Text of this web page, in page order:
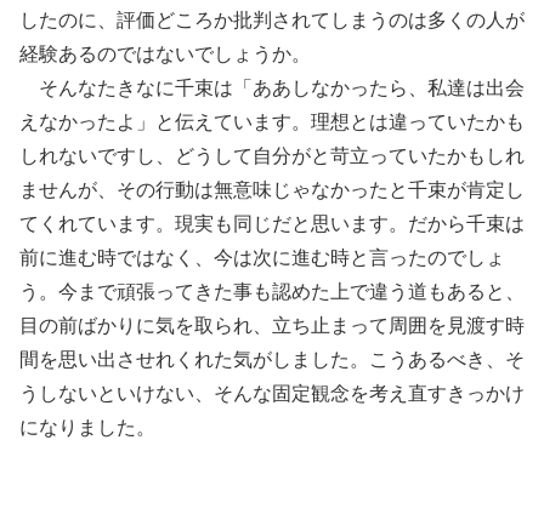
したのに、評価どころか批判されてしまうのは多くの人が
経験あるのではないでしょうか。
そんなたきなに千束は「ああしなかったら、私達は出会
えなかったよ」と伝えています。理想とは違っていたかも
しれないですし、どうして自分がと苛立っていたかもしれ
ませんが、その行動は無意味じゃなかったと千束が肯定し
てくれています。現実も同じだと思います。だから千束は
前に進む時ではなく、今は次に進む時と言ったのでしょ
う。今まで頑張ってきた事も認めた上で違う道もあると、
目の前ばかりに気を取られ、立ち止まって周囲を見渡す時
間を思い出させれくれた気がしました。こうあるべき、そ
うしないといけない、そんな固定観念を考え直すきっかけ
になりました。